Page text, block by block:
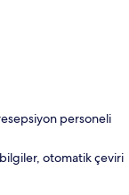
personeli
otomatik çeviri